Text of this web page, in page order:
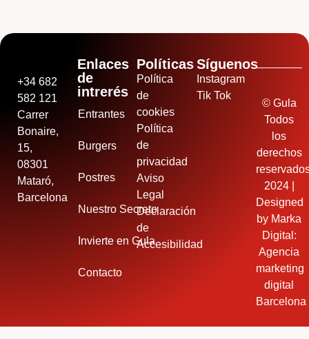
+34 682
582 121
Carrer
Bonaire,
15,
08301
Mataró,
Barcelona
Enlaces
de
intrerés
Entrantes
Burgers
Postres
Nuestro Secreto
Invierte en Gula
Contacto
Políticas
Política
de
cookies
Política
de
privacidad
Aviso
Legal
Declaración
de
Accesibilidad
Síguenos
Instagram
Tik Tok
© Gula
Todos
los
derechos
2024 |
Designed
by Marka
Digital:
Agencia
marketing
digital
Barcelona